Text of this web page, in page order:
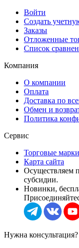
Войти
Создать
Заказы
Отложенные
Список
Компания
О компании
Оплата
Доставка по
Обмен и
Политика
Сервис
Торговые марки
Карта сайта
Осуществляем
субсидии.
Новинки,
Нужна